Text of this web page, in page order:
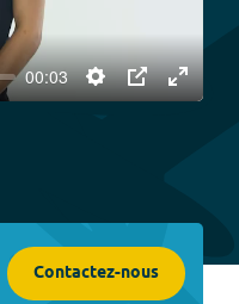
00:03
Settings
PIP
Enter
Contactez-nous